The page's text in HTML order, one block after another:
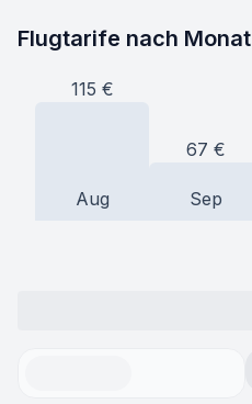
Flugtarife nach Monat
115 €
Aug
67 €
Sep